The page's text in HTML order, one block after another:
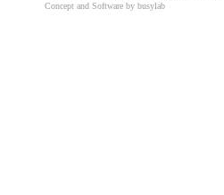
Concept and Software by busylab